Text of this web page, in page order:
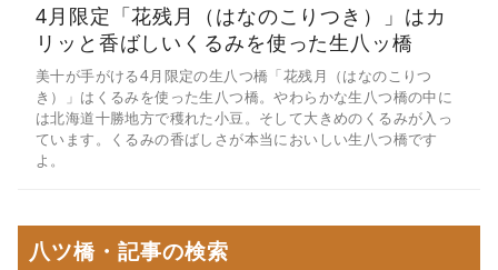
4月限定「花残月（はなのこりつき）」はカ
リッと香ばしいくるみを使った生八ッ橋
美十が手がける4月限定の生八つ橋「花残月（はなのこりつ
き）」はくるみを使った生八つ橋。やわらかな生八つ橋の中に
は北海道十勝地方で穫れた小豆。そして大きめのくるみが入っ
ています。くるみの香ばしさが本当においしい生八つ橋です
よ。
八ツ橋・記事の検索